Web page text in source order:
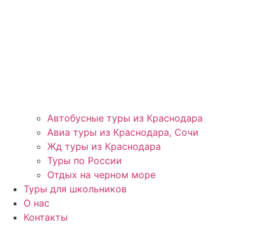
Автобусные туры из Краснодара
Авиа туры из Краснодара, Сочи
Жд туры из Краснодара
Туры по России
Отдых на черном море
Туры для школьников
О нас
Контакты